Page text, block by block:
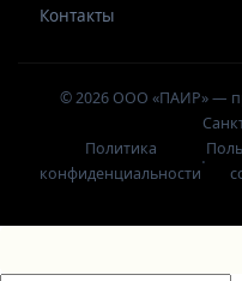
Контакты
© 2026 ООО «ПАИР» —
Политика
конфиденциальности
·